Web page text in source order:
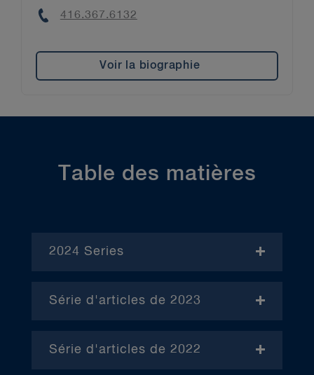
Phone
416.367.6132
Voir la biographie
Table des matières
2024 Series
Série d'articles de 2023
Série d'articles de 2022